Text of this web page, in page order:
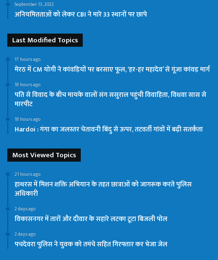
September 13, 2022
अनियमितताओं को लेकर CBI ने मारे 33 स्थानों पर छापे
Last Modified Topics
17 hours ago
मेरठ में CM योगी ने कांवड़ियों पर बरसाए फूल, ‘हर-हर महादेव’ से गूंजा कांवड़ मार्ग
18 hours ago
पति से विवाद के बीच मायके वालों संग ससुराल पहुंची विवाहिता, विधवा सास से
मारपीट
18 hours ago
Hardoi : गंगा का जलस्तर चेतावनी बिंदु से ऊपर, तटवर्ती गांवों में बढ़ी सतर्कता
Most Viewed Topics
21 hours ago
हाथरस में मिशन शक्ति अभियान के तहत छात्राओं को जागरूक करते पुलिस
अधिकारी
2 days ago
विकासनगर में तारों और दीवार के सहारे लटका टूटा बिजली पोल
2 days ago
पचदेवरा पुलिस ने युवक को तमंचे सहित गिरफ्तार कर भेजा जेल